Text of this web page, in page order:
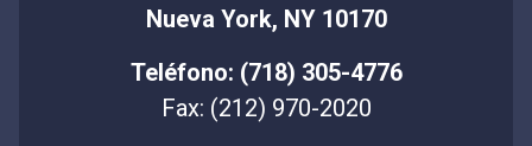
Nueva York, NY 10170
Teléfono: (718) 305-4776
Fax: (212) 970-2020